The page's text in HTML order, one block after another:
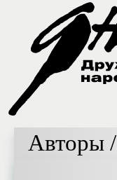
Авторы /